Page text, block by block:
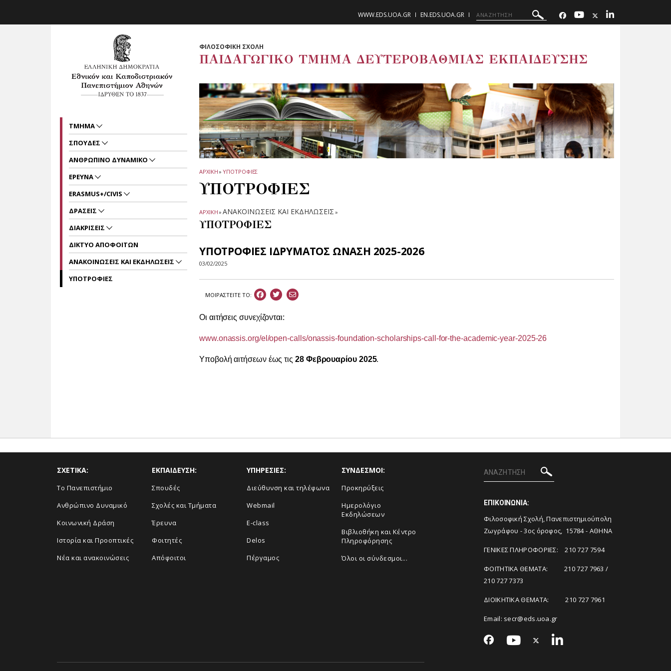
WWW.EDS.UOA.GR EN.EDS.UOA.GR
ΦΙΛΟΣΟΦΙΚΗ ΣΧΟΛΗ
ΠΑΙΔΑΓΩΓΙΚΟ ΤΜΗΜΑ ΔΕΥΤΕΡΟΒΑΘΜΙΑΣ ΕΚΠΑΙΔΕΥΣΗΣ
ΑΡΧΙΚΗ» ΥΠΟΤΡΟΦΙΕΣ
ΥΠΟΤΡΟΦΙΕΣ
ΑΡΧΙΚΗ» ΑΝΑΚΟΙΝΩΣΕΙΣ ΚΑΙ ΕΚΔΗΛΩΣΕΙΣ »
ΥΠΟΤΡΟΦΙΕΣ
ΥΠΟΤΡΟΦΙΕΣ ΙΔΡΥΜΑΤΟΣ ΩΝΑΣΗ 2025-2026
03/02/2025
ΜΟΙΡΑΣΤEIΤΕ ΤΟ:
Οι αιτήσεις συνεχίζονται:
www.onassis.org/el/open-calls/onassis-foundation-scholarships-call-for-the-academic-year-2025-26
Υποβολή αιτήσεων έως τις 28 Φεβρουαρίου 2025.
ΤΜΗΜΑ
ΣΠΟΥΔΕΣ
ΑΝΘΡΩΠΙΝΟ ΔΥΝΑΜΙΚΟ
ΕΡΕΥΝΑ
ERASMUS+/CIVIS
ΔΡΑΣΕΙΣ
ΔΙΑΚΡΙΣΕΙΣ
ΔΙΚΤΥΟ ΑΠΟΦΟΙΤΩΝ
ΑΝΑΚΟΙΝΩΣΕΙΣ ΚΑΙ ΕΚΔΗΛΩΣΕΙΣ
ΥΠΟΤΡΟΦΙΕΣ
ΣΧΕΤΙΚΑ:
Το Πανεπιστήμιο
Ανθρώπινο Δυναμικό
Κοινωνική Δράση
Ιστορία και Προοπτικές
Νέα και ανακοινώσεις
ΕΚΠΑΙΔΕΥΣΗ:
Σπουδές
Σχολές και Τμήματα
Έρευνα
Φοιτητές
Απόφοιτοι
ΥΠΗΡΕΣΙΕΣ:
Διεύθυνση και τηλέφωνα
Webmail
E-class
Delos
Πέργαμος
ΣΥΝΔΕΣΜΟΙ:
Προκηρύξεις
Ημερολόγιο
Εκδηλώσεων
Βιβλιοθήκη και Κέντρο
Πληροφόρησης
Όλοι οι σύνδεσμοι...
ΕΠΙΚΟΙΝΩΝΙΑ:
Φιλοσοφική Σχολή, Πανεπιστημιούπολη
Ζωγράφου - 3ος όροφος, 15784 - ΑΘΗΝΑ
ΓΕΝΙΚΕΣ ΠΛΗΡΟΦΟΡΙΕΣ: 210 727 7594
ΦΟΙΤΗΤΙΚΑ ΘΕΜΑΤΑ: 210 727 7963 /
210 727 7373
ΔΙΟΙΚΗΤΙΚΑ ΘΕΜΑΤΑ: 210 727 7961
Email: secr@eds.uoa.gr